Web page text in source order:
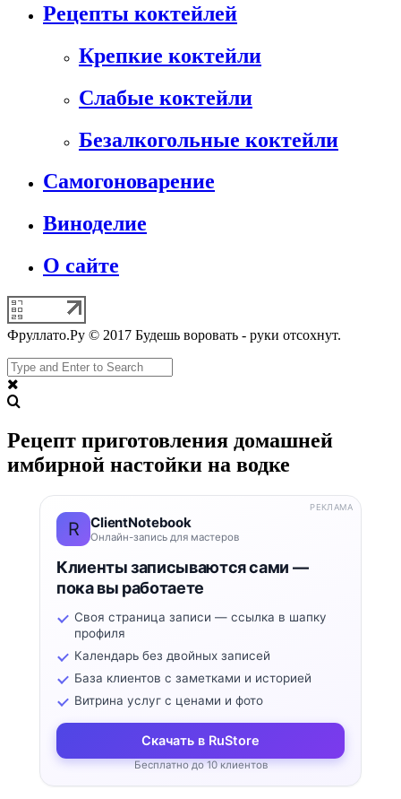
Рецепты коктейлей
Крепкие коктейли
Слабые коктейли
Безалкогольные коктейли
Самогоноварение
Виноделие
О сайте
Фруллато.Ру © 2017 Будешь воровать - руки отсохнут.
Рецепт приготовления домашней
имбирной настойки на водке
R ClientNotebook
Онлайн-запись для мастеров
Клиенты записываются сами —
пока вы работаете
Своя страница записи — ссылка в шапку
профиля
Календарь без двойных записей
База клиентов с заметками и историей
Витрина услуг с ценами и фото
Скачать в RuStore
Бесплатно до 10 клиентов
РЕКЛАМА